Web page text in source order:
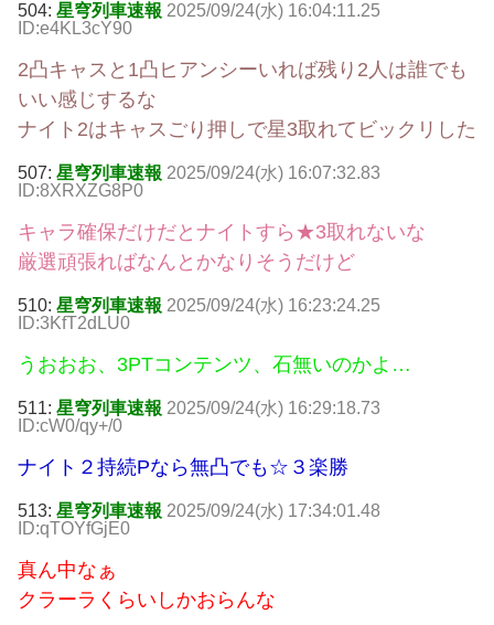
504: 星穹列車速報 2025/09/24(水) 16:04:11.25
ID:e4KL3cY90
2凸キャスと1凸ヒアンシーいれば残り2人は誰でも
いい感じするな
ナイト2はキャスごり押しで星3取れてビックリした
507: 星穹列車速報 2025/09/24(水) 16:07:32.83
ID:8XRXZG8P0
キャラ確保だけだとナイトすら★3取れないな
厳選頑張ればなんとかなりそうだけど
510: 星穹列車速報 2025/09/24(水) 16:23:24.25
ID:3KfT2dLU0
うおおお、3PTコンテンツ、石無いのかよ…
511: 星穹列車速報 2025/09/24(水) 16:29:18.73
ID:cW0/qy+/0
ナイト２持続Pなら無凸でも☆３楽勝
513: 星穹列車速報 2025/09/24(水) 17:34:01.48
ID:qTOYfGjE0
真ん中なぁ
クラーラくらいしかおらんな